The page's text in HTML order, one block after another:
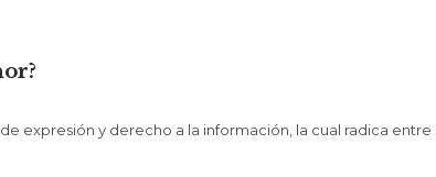
expresión y derecho a la información, la cual radica entre